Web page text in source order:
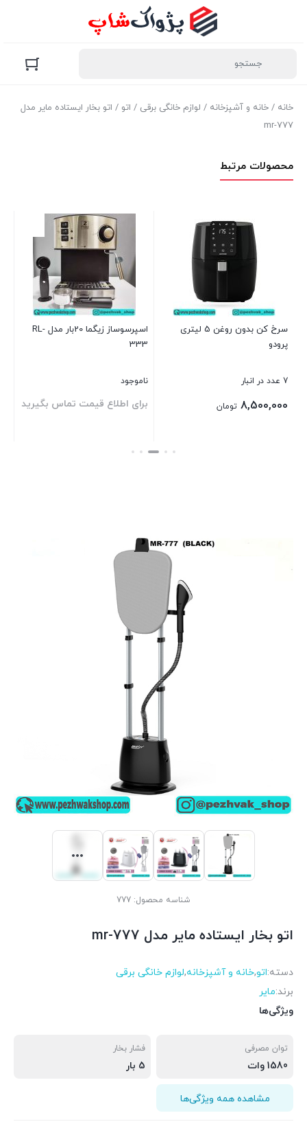
خانه / خانه و آشپزخانه / لوازم خانگی برقی / اتو / اتو بخار ایستاده مایر مدل
mr-777
محصولات مرتبط
سرخ کن بدون روغن 5 لیتری
پرودو
7 عدد در انبار
8,500,000 تومان
اسپرسوساز زیگما 20بار مدل RL-
333
ناموجود
برای اطلاع قیمت تماس بگیرید
بستن
شناسه محصول: 777
اتو بخار ایستاده مایر مدل mr-777
دسته:اتو,خانه و آشپزخانه,لوازم خانگی برقی
برند:مایر
ویژگی‌ها
توان مصرفی
1580 وات
فشار بخار
5 بار
مشاهده همه ویژگی‌ها